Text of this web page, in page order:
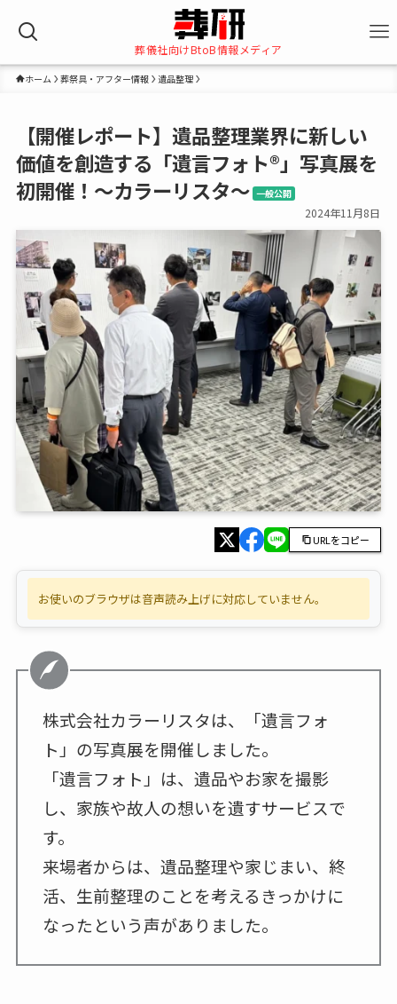
葬儀社向けBtoB情報メディア
ホーム 葬祭具・アフター情報 遺品整理
【開催レポート】遺品整理業界に新しい
価値を創造する「遺言フォト®️」写真展を
初開催！～カラーリスタ～ 一般公開
2024年11月8日
URLをコピー
お使いのブラウザは音声読み上げに対応していません。
株式会社カラーリスタは、「遺言フォ
ト」の写真展を開催しました。
「遺言フォト」は、遺品やお家を撮影
し、家族や故人の想いを遺すサービスで
す。
来場者からは、遺品整理や家じまい、終
活、生前整理のことを考えるきっかけに
なったという声がありました。